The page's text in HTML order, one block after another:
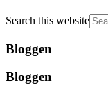
Search this website
Bloggen
Bloggen